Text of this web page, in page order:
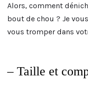
Alors, comment
bout de chou ? Je
vous tromper dans
– Taille et